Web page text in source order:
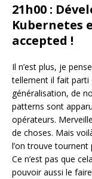
21h00 :
Kubernetes
accepted !
Il n’est plus, je
tellement il fait parti
généralisation, de
patterns sont
opérateurs.
de choses. Mais
l’on trouve tournent
Ce n’est pas que
pouvoir aussi le